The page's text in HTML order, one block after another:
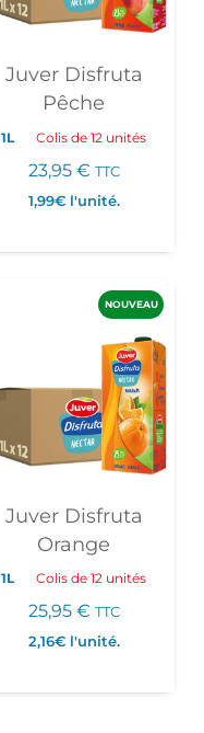
Juver Disfruta
Pêche
1L Colis de 12 unités
23,95 € TTC
1,99€l'unité.
NOUVEAU
Juver Disfruta
Orange
1L Colis de 12 unités
25,95 € TTC
2,16€l'unité.